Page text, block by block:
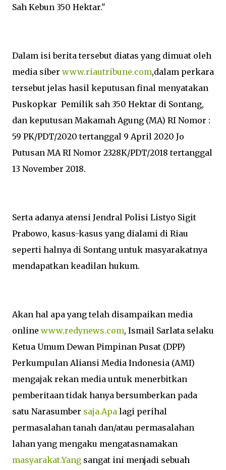
Sah Kebun 350 Hektar."
Dalam isi berita tersebut diatas yang dimuat oleh
media siber www.riautribune.com,dalam perkara
tersebut jelas hasil keputusan final menyatakan
Puskopkar Pemilik sah 350 Hektar di Sontang,
dan keputusan Makamah Agung (MA) RI Nomor :
59 PK/PDT/2020 tertanggal 9 April 2020 Jo
Putusan MA RI Nomor 2328K/PDT/2018 tertanggal
13 November 2018.
Serta adanya atensi Jendral Polisi Listyo Sigit
Prabowo, kasus-kasus yang dialami di Riau
seperti halnya di Sontang untuk masyarakatnya
mendapatkan keadilan hukum.
Akan hal apa yang telah disampaikan media
online www.redynews.com, Ismail Sarlata selaku
Ketua Umum Dewan Pimpinan Pusat (DPP)
Perkumpulan Aliansi Media Indonesia (AMI)
mengajak rekan media untuk menerbitkan
pemberitaan tidak hanya bersumberkan pada
satu Narasumber saja.Apa lagi perihal
permasalahan tanah dan/atau permasalahan
lahan yang mengaku mengatasnamakan
masyarakat.Yang sangat ini menjadi sebuah